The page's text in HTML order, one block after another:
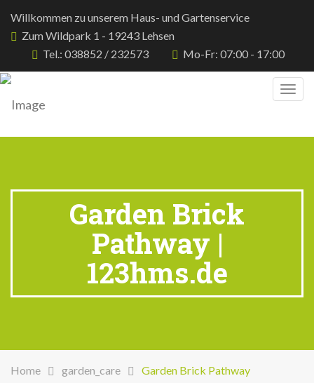
Willkommen zu unserem Haus- und Gartenservice
Zum Wildpark 1 - 19243 Lehsen
Tel.: 038852 / 232573
Mo-Fr: 07:00 - 17:00
Garden Brick
Pathway |
123hms.de
Home garden_care Garden Brick Pathway